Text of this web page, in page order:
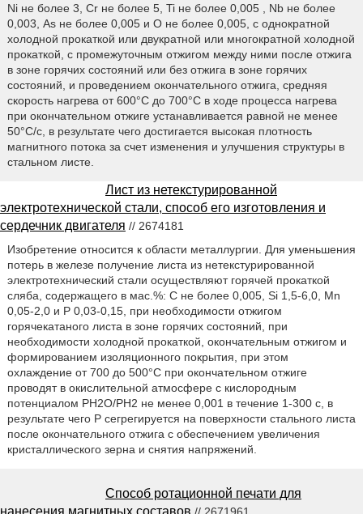
Ni не более 3, Cr не более 5, Ti не более 0,005 , Nb не более
0,003, As не более 0,005 и O не более 0,005, с однократной
холодной прокаткой или двукратной или многократной холодной
прокаткой, с промежуточным отжигом между ними после отжига
в зоне горячих состояний или без отжига в зоне горячих
состояний, и проведением окончательного отжига, средняя
скорость нагрева от 600°С до 700°С в ходе процесса нагрева
при окончательном отжиге устанавливается равной не менее
50°С/с, в результате чего достигается высокая плотность
магнитного потока за счет изменения и улучшения структуры в
стальном листе.
Лист из нетекстурированной
электротехнической стали, способ его изготовления и
сердечник двигателя // 2674181
Изобретение относится к области металлургии. Для уменьшения
потерь в железе получение листа из нетекстурированной
электротехнический стали осуществляют горячей прокаткой
сляба, содержащего в мас.%: C не более 0,005, Si 1,5-6,0, Mn
0,05-2,0 и P 0,03-0,15, при необходимости отжигом
горячекатаного листа в зоне горячих состояний, при
необходимости холодной прокаткой, окончательным отжигом и
формированием изоляционного покрытия, при этом
охлаждение от 700 до 500°С при окончательном отжиге
проводят в окислительной атмосфере с кислородным
потенциалом PH2O/PH2 не менее 0,001 в течение 1-300 с, в
результате чего P сегрегируется на поверхности стального листа
после окончательного отжига с обеспечением увеличения
кристаллического зерна и снятия напряжений.
Способ ротационной печати для
нанесения магнитных составов // 2671961